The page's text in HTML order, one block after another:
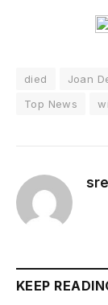
died Joan
Top News
KEEP